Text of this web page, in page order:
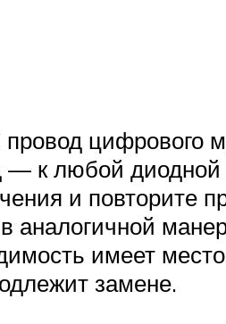
цифрового
— к любой
и повторите
аналогичной
имеет
замене.